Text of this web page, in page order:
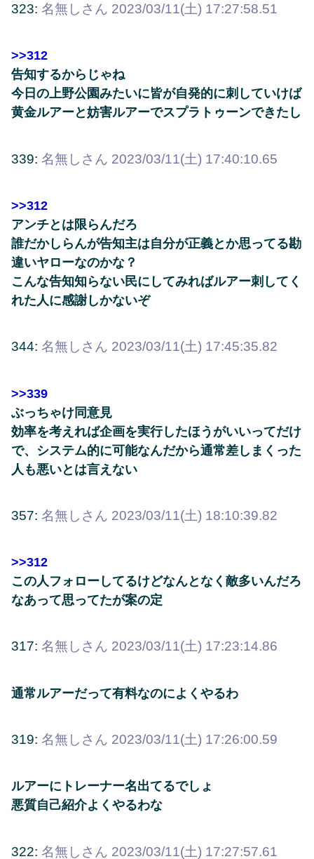
323: 名無しさん 2023/03/11(土) 17:27:58.51
>>312
告知するからじゃね
今日の上野公園みたいに皆が自発的に刺していけば
黄金ルアーと妨害ルアーでスプラトゥーンできたし
339: 名無しさん 2023/03/11(土) 17:40:10.65
>>312
アンチとは限らんだろ
誰だかしらんが告知主は自分が正義とか思ってる勘
違いヤローなのかな？
こんな告知知らない民にしてみればルアー刺してく
れた人に感謝しかないぞ
344: 名無しさん 2023/03/11(土) 17:45:35.82
>>339
ぶっちゃけ同意見
効率を考えれば企画を実行したほうがいいってだけ
で、システム的に可能なんだから通常差しまくった
人も悪いとは言えない
357: 名無しさん 2023/03/11(土) 18:10:39.82
>>312
この人フォローしてるけどなんとなく敵多いんだろ
なあって思ってたが案の定
317: 名無しさん 2023/03/11(土) 17:23:14.86
通常ルアーだって有料なのによくやるわ
319: 名無しさん 2023/03/11(土) 17:26:00.59
ルアーにトレーナー名出てるでしょ
悪質自己紹介よくやるわな
322: 名無しさん 2023/03/11(土) 17:27:57.61